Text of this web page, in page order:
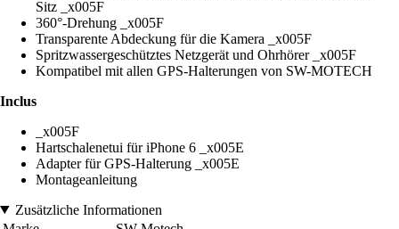
Sitz _x005F
360°-Drehung _x005F
Transparente Abdeckung für die Kamera _x005F
Spritzwassergeschütztes Netzgerät und Ohrhörer _x005F
Kompatibel mit allen GPS-Halterungen von SW-MOTECH
Inclus
_x005F
Hartschalenetui für iPhone 6 _x005E
Adapter für GPS-Halterung _x005E
Montageanleitung
Zusätzliche Informationen